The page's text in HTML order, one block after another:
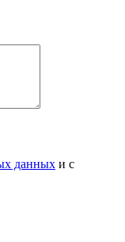
данных и с